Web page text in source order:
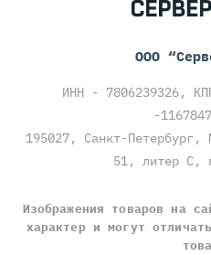
ООО
ИНН - 7806239326,
-
195027, Санкт-Петербург,
51, литер С,
Изображения товаров на
характер и могут